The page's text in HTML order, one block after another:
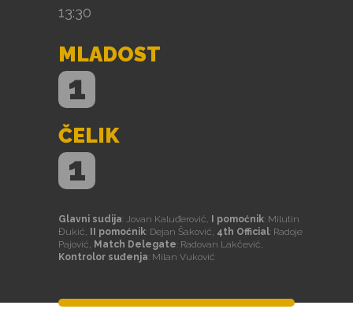
13:30
MLADOST
1
ČELIK
1
Glavni sudija: Jovan Kaluđerović, I pomoćnik: Milutin
Đukić,
II pomoćnik: Dejan Šaković, 4th Official: Radoje
Pajović, Match Delegate: Radovan Lakčević,
Kontrolor suđenja: Milan Vuković